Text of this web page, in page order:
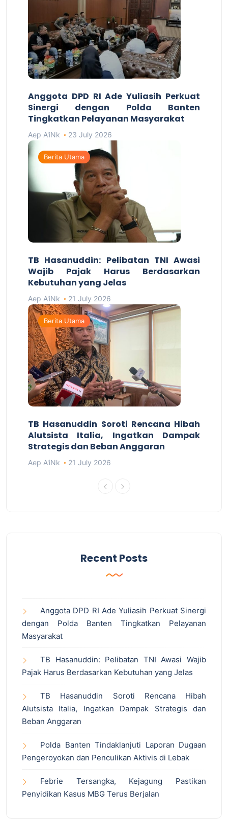
Anggota DPD RI Ade Yuliasih Perkuat
Sinergi dengan Polda Banten
Tingkatkan Pelayanan Masyarakat
Aep A'iNk 23 July 2026
Berita Utama
TB Hasanuddin: Pelibatan TNI Awasi
Wajib Pajak Harus Berdasarkan
Kebutuhan yang Jelas
Aep A'iNk 21 July 2026
Berita Utama
TB Hasanuddin Soroti Rencana Hibah
Alutsista Italia, Ingatkan Dampak
Strategis dan Beban Anggaran
Aep A'iNk 21 July 2026
Recent Posts
Anggota DPD RI Ade Yuliasih Perkuat Sinergi
dengan Polda Banten Tingkatkan Pelayanan
Masyarakat
TB Hasanuddin: Pelibatan TNI Awasi Wajib
Pajak Harus Berdasarkan Kebutuhan yang Jelas
TB Hasanuddin Soroti Rencana Hibah
Alutsista Italia, Ingatkan Dampak Strategis dan
Beban Anggaran
Polda Banten Tindaklanjuti Laporan Dugaan
Pengeroyokan dan Penculikan Aktivis di Lebak
Febrie Tersangka, Kejagung Pastikan
Penyidikan Kasus MBG Terus Berjalan